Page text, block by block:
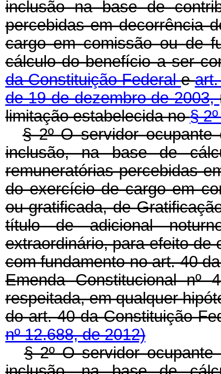
inclusão na base de
percebidas em decorrência
cargo em comissão ou de
cálculo do benefício a ser
da Constituição Federale
de 19 de dezembro de 2003,
limitação estabelecida no§
§ 2º O servidor
inclusão, na base de
remuneratórias percebidas
do exercício de cargo em
ou gratificada, de
título de adicional
extraordinário, para efeito de
com fundamento no art. 40
Emenda Constitucional
respeitada, em qualquer
do art. 40 da Constituição
nº 12.688, de 2012)
§ 2º O servidor